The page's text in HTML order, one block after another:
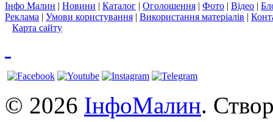
Інфо Малин | Новини | Каталог | Оголошення | Фото | Відео |
Реклама | Умови користування | Використання матеріалів |
Карта сайту
© 2026 ІнфоМалин.